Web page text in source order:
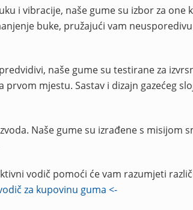
i vibracije, naše gume su izbor za one
buke, pružajući vam neusporedivu
naše gume su testirane za
mjestu. Sastav i dizajn gazećeg
Naše gume su izrađene s misijom
vodič pomoći će vam razumjeti
za kupovinu guma <-